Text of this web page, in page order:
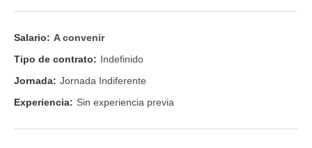
Salario: A convenir
Tipo de contrato: Indefinido
Jornada: Jornada Indiferente
Experiencia: Sin experiencia previa